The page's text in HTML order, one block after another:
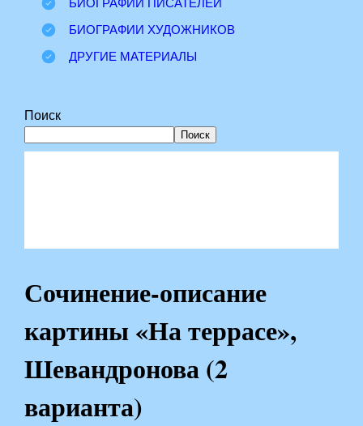
БИОГРАФИИ ПИСАТЕЛЕЙ
БИОГРАФИИ ХУДОЖНИКОВ
ДРУГИЕ МАТЕРИАЛЫ
Поиск
Поиск
Сочинение-описание
картины «На террасе»,
Шевандронова (2
варианта)